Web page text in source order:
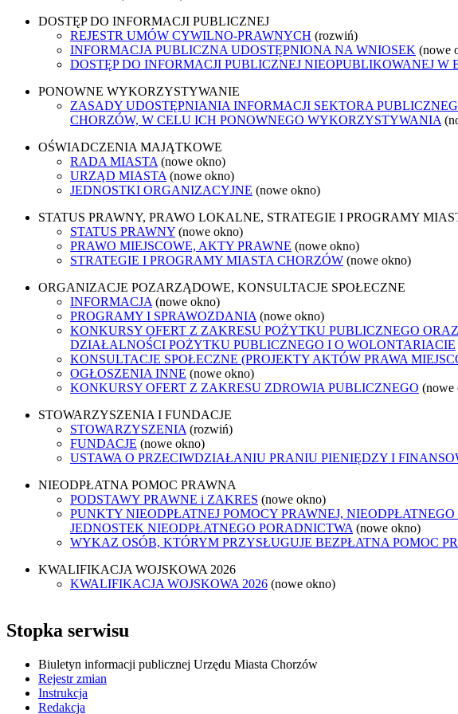
DOSTĘP DO INFORMACJI PUBLICZNEJ
REJESTR UMÓW CYWILNO-PRAWNYCH (rozwiń)
INFORMACJA PUBLICZNA UDOSTĘPNIONA NA WNIOSEK (nowe
DOSTĘP DO INFORMACJI PUBLICZNEJ NIEOPUBLIKOWANEJ W
PONOWNE WYKORZYSTYWANIE
ZASADY UDOSTĘPNIANIA INFORMACJI SEKTORA
CHORZÓW, W CELU ICH PONOWNEGO WYKORZYSTYWANIA
OŚWIADCZENIA MAJĄTKOWE
RADA MIASTA (nowe okno)
URZĄD MIASTA (nowe okno)
JEDNOSTKI ORGANIZACYJNE (nowe okno)
STATUS PRAWNY, PRAWO LOKALNE, STRATEGIE I PROGRAMY
STATUS PRAWNY (nowe okno)
PRAWO MIEJSCOWE, AKTY PRAWNE (nowe okno)
STRATEGIE I PROGRAMY MIASTA CHORZÓW (nowe okno)
ORGANIZACJE POZARZĄDOWE, KONSULTACJE SPOŁECZNE
INFORMACJA (nowe okno)
PROGRAMY I SPRAWOZDANIA (nowe okno)
KONKURSY OFERT Z ZAKRESU POŻYTKU PUBLICZNEGO
DZIAŁALNOŚCI POŻYTKU PUBLICZNEGO I O WOLONTARIACIE
KONSULTACJE SPOŁECZNE (PROJEKTY AKTÓW PRAWA
OGŁOSZENIA INNE (nowe okno)
KONKURSY OFERT Z ZAKRESU ZDROWIA PUBLICZNEGO (nowe
STOWARZYSZENIA I FUNDACJE
STOWARZYSZENIA (rozwiń)
FUNDACJE (nowe okno)
USTAWA O PRZECIWDZIAŁANIU PRANIU PIENIĘDZY I
NIEODPŁATNA POMOC PRAWNA
PODSTAWY PRAWNE i ZAKRES (nowe okno)
PUNKTY NIEODPŁATNEJ POMOCY PRAWNEJ,
JEDNOSTEK NIEODPŁATNEGO PORADNICTWA (nowe okno)
WYKAZ OSÓB, KTÓRYM PRZYSŁUGUJE BEZPŁATNA POMOC
KWALIFIKACJA WOJSKOWA 2026
KWALIFIKACJA WOJSKOWA 2026 (nowe okno)
Stopka serwisu
Biuletyn informacji publicznej Urzędu Miasta Chorzów
Rejestr zmian
Instrukcja
Redakcja